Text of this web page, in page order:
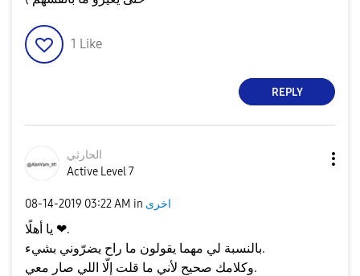
1 Like
REPLY
الحارثي
Active Level 7
‎08-14-2019 03:22 AM in اخرى
يا أهلًا ❤.
بالنسبة لي مهما يقولون ما راح يضرّوني بشيء.
وكلامك صحيح لأني ما قلت إلّا اللي صار معي.